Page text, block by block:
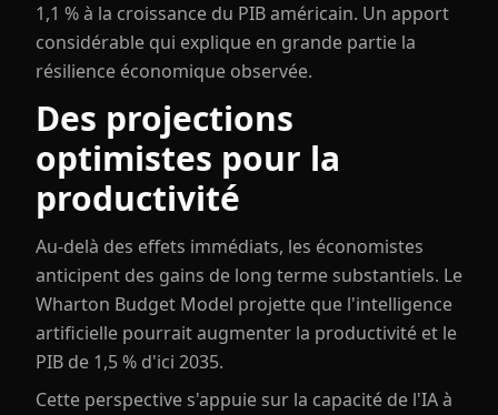
1,1 % à la croissance du PIB américain. Un apport
considérable qui explique en grande partie la
résilience économique observée.
Des projections
optimistes pour la
productivité
Au-delà des effets immédiats, les économistes
anticipent des gains de long terme substantiels. Le
Wharton Budget Model projette que l'intelligence
artificielle pourrait augmenter la productivité et le
PIB de 1,5 % d'ici 2035.
Cette perspective s'appuie sur la capacité de l'IA à